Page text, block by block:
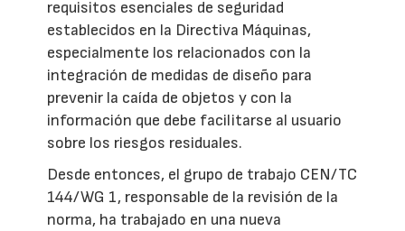
requisitos esenciales de seguridad
establecidos en la Directiva Máquinas,
especialmente los relacionados con la
integración de medidas de diseño para
prevenir la caída de objetos y con la
información que debe facilitarse al usuario
sobre los riesgos residuales.
Desde entonces, el grupo de trabajo CEN/TC
144/WG 1, responsable de la revisión de la
norma, ha trabajado en una nueva